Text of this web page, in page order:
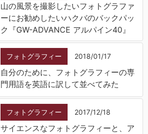
山の風景を撮影したいフォトグラファ
ーにお勧めしたいハクバのバックパッ
ク『GW-ADVANCE アルパイン40』
フォトグラフィー 2018/01/17
自分のために、フォトグラフィーの専
門用語を英語に訳して並べてみた
フォトグラフィー 2017/12/18
サイエンスなフォトグラフィーと、ア